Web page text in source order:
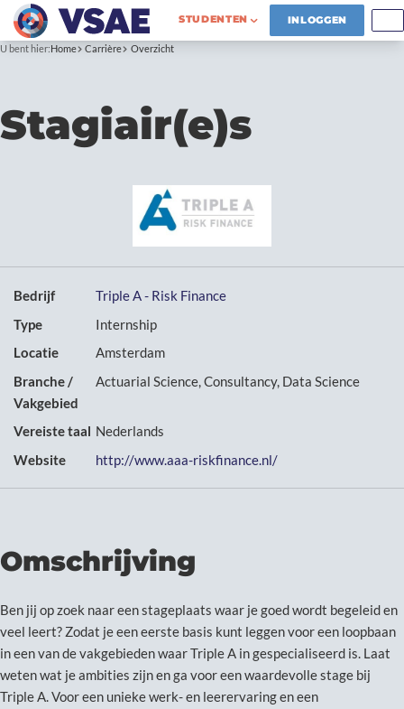
STUDENTEN INLOGGEN
U bent hier:Home Carrière Overzicht
Stagiair(e)s
Bedrijf
Triple A - Risk Finance
Type
Internship
Locatie
Amsterdam
Branche /
Vakgebied
Actuarial Science, Consultancy, Data Science
Vereiste taal Nederlands
Website
http://www.aaa-riskfinance.nl/
Omschrijving
Ben jij op zoek naar een stageplaats waar je goed wordt begeleid en
veel leert? Zodat je een eerste basis kunt leggen voor een loopbaan
in een van de vakgebieden waar Triple A in gespecialiseerd is. Laat
weten wat je ambities zijn en ga voor een waardevolle stage bij
Triple A. Voor een unieke werk- en leerervaring en een